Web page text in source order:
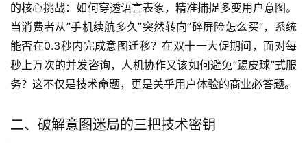
的核心挑战：如何穿透语言表象，精准捕捉多变用户意图。
当消费者从”手机续航多久”突然转向”碎屏险怎么买”，系统
能否在0.3秒内完成意图迁移？在双十一大促期间，面对每
秒上万次的并发咨询，人机协作又该如何避免”踢皮球”式服
务？这不仅是技术命题，更是关乎用户体验的商业必答题。
二、破解意图迷局的三把技术密钥